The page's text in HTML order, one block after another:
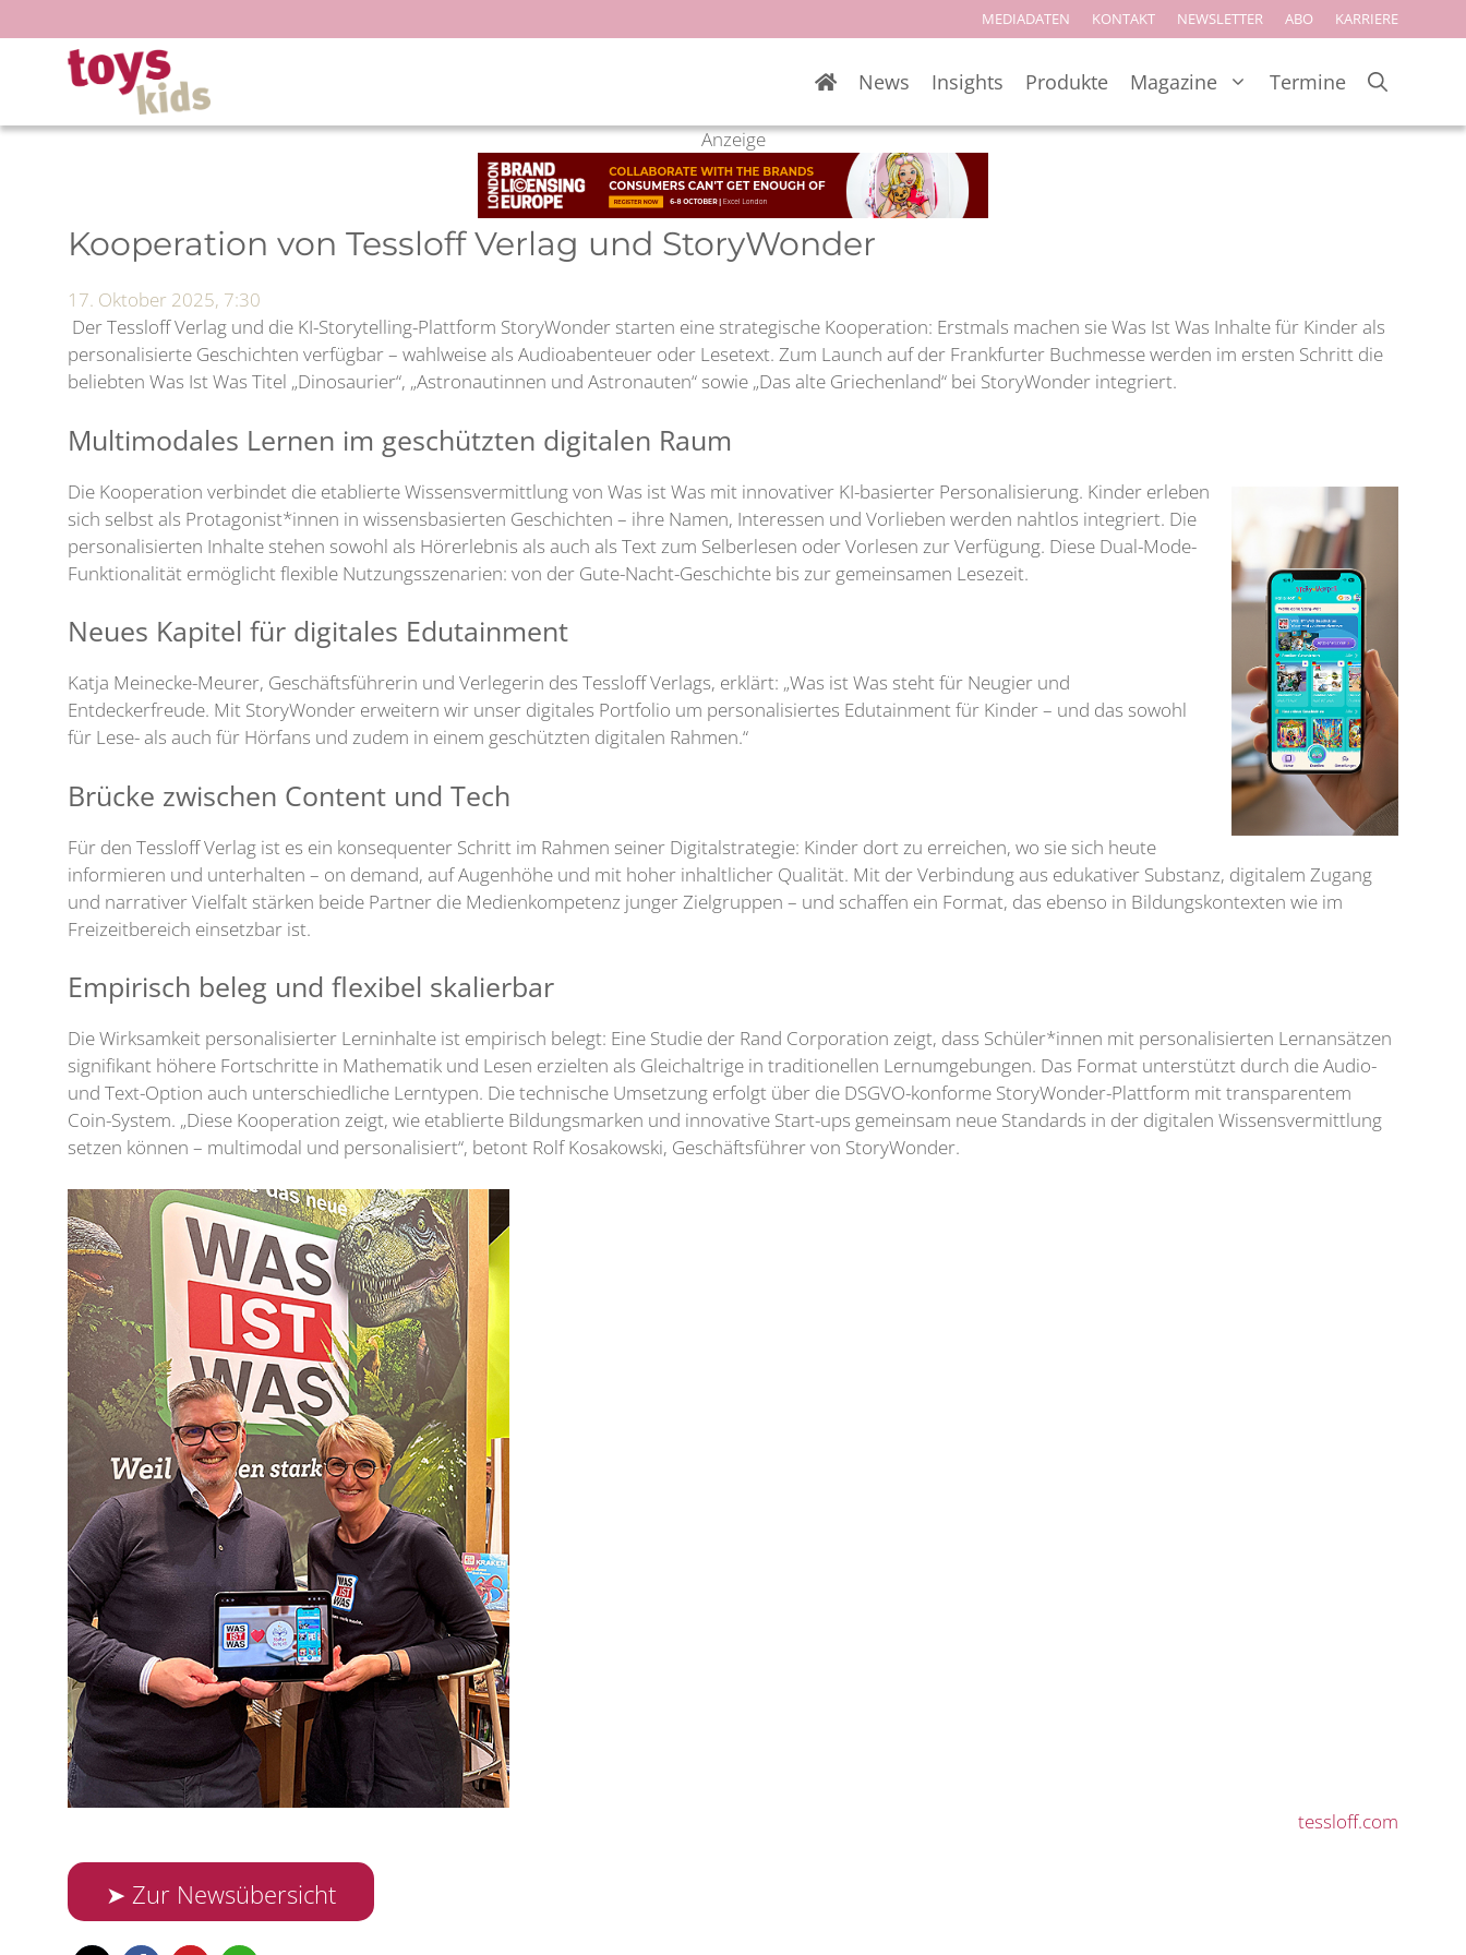
Inhalt
springen
MEDIADATEN KONTAKT NEWSLETTER ABO KARRIERE
News Insights Produkte Magazine Termine
Anzeige
Kooperation von Tessloff Verlag und StoryWonder
17. Oktober 2025, 7:30
Der Tessloff Verlag und die KI-Storytelling-Plattform StoryWonder starten eine strategische Kooperation: Erstmals machen sie Was Ist Was Inhalte für Kinder als
personalisierte Geschichten verfügbar – wahlweise als Audioabenteuer oder Lesetext. Zum Launch auf der Frankfurter Buchmesse werden im ersten Schritt die
beliebten Was Ist Was Titel „Dinosaurier“, „Astronautinnen und Astronauten“ sowie „Das alte Griechenland“ bei StoryWonder integriert.
Multimodales Lernen im geschützten digitalen Raum
Die Kooperation verbindet die etablierte Wissensvermittlung von Was ist Was mit innovativer KI-basierter Personalisierung. Kinder erleben
sich selbst als Protagonist*innen in wissensbasierten Geschichten – ihre Namen, Interessen und Vorlieben werden nahtlos integriert. Die
personalisierten Inhalte stehen sowohl als Hörerlebnis als auch als Text zum Selberlesen oder Vorlesen zur Verfügung. Diese Dual-Mode-
Funktionalität ermöglicht flexible Nutzungsszenarien: von der Gute-Nacht-Geschichte bis zur gemeinsamen Lesezeit.
Neues Kapitel für digitales Edutainment
Katja Meinecke-Meurer, Geschäftsführerin und Verlegerin des Tessloff Verlags, erklärt: „Was ist Was steht für Neugier und
Entdeckerfreude. Mit StoryWonder erweitern wir unser digitales Portfolio um personalisiertes Edutainment für Kinder – und das sowohl
für Lese- als auch für Hörfans und zudem in einem geschützten digitalen Rahmen.“
Brücke zwischen Content und Tech
Für den Tessloff Verlag ist es ein konsequenter Schritt im Rahmen seiner Digitalstrategie: Kinder dort zu erreichen, wo sie sich heute
informieren und unterhalten – on demand, auf Augenhöhe und mit hoher inhaltlicher Qualität. Mit der Verbindung aus edukativer Substanz, digitalem Zugang
und narrativer Vielfalt stärken beide Partner die Medienkompetenz junger Zielgruppen – und schaffen ein Format, das ebenso in Bildungskontexten wie im
Freizeitbereich einsetzbar ist.
Empirisch beleg und flexibel skalierbar
Die Wirksamkeit personalisierter Lerninhalte ist empirisch belegt: Eine Studie der Rand Corporation zeigt, dass Schüler*innen mit personalisierten Lernansätzen
signifikant höhere Fortschritte in Mathematik und Lesen erzielten als Gleichaltrige in traditionellen Lernumgebungen. Das Format unterstützt durch die Audio-
und Text-Option auch unterschiedliche Lerntypen. Die technische Umsetzung erfolgt über die DSGVO-konforme StoryWonder-Plattform mit transparentem
Coin-System. „Diese Kooperation zeigt, wie etablierte Bildungsmarken und innovative Start-ups gemeinsam neue Standards in der digitalen Wissensvermittlung
setzen können – multimodal und personalisiert“, betont Rolf Kosakowski, Geschäftsführer von StoryWonder.
tessloff.com
➤ Zur Newsübersicht